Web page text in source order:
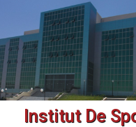
Institut De